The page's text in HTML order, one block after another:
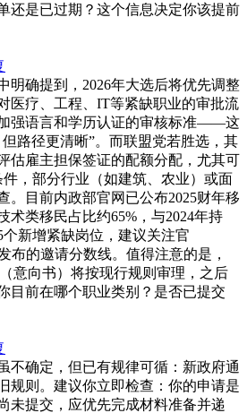
还是已过期？这个信息决定你该提前
明确提到，2026年大选后将优先调整
医疗、工程、IT等紧缺职业的审批流
强语言和学历认证的审核标准——这
路径更清晰”。而联盟党若胜选，其
估雇主担保签证的配额分配，尤其可
，部分行业（如建筑、农业）或面
。目前内政部官网已公布2025财年移
术类移民占比约65%，与2024年持
新增紧缺岗位，建议关注官
布的邀请分数线。值得注意的是，
意向书）将按现行规则审理，之后
目前在哪个职业类别？是否已提交
不确定，但已有规律可循：新政府通
规则。建议你立即检查：你的申请是
未提交，应优先完成材料准备并递